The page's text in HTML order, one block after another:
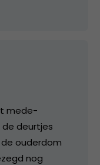
mede-
de deurtjes
ouderdom
nog